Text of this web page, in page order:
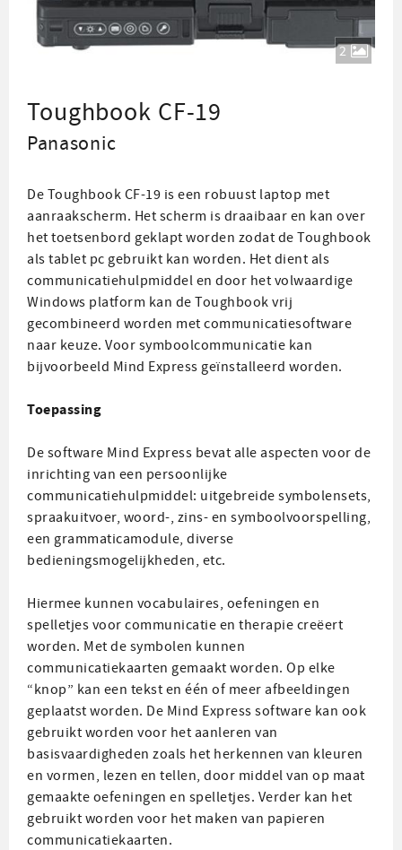
2
Toughbook CF-19
Panasonic
De Toughbook CF-19 is een robuust laptop met
aanraakscherm. Het scherm is draaibaar en kan over
het toetsenbord geklapt worden zodat de Toughbook
als tablet pc gebruikt kan worden. Het dient als
communicatiehulpmiddel en door het volwaardige
Windows platform kan de Toughbook vrij
gecombineerd worden met communicatiesoftware
naar keuze. Voor symboolcommunicatie kan
bijvoorbeeld Mind Express geïnstalleerd worden.
Toepassing
De software Mind Express bevat alle aspecten voor de
inrichting van een persoonlijke
communicatiehulpmiddel: uitgebreide symbolensets,
spraakuitvoer, woord-, zins- en symboolvoorspelling,
een grammaticamodule, diverse
bedieningsmogelijkheden, etc.
Hiermee kunnen vocabulaires, oefeningen en
spelletjes voor communicatie en therapie creëert
worden. Met de symbolen kunnen
communicatiekaarten gemaakt worden. Op elke
“knop” kan een tekst en één of meer afbeeldingen
geplaatst worden. De Mind Express software kan ook
gebruikt worden voor het aanleren van
basisvaardigheden zoals het herkennen van kleuren
en vormen, lezen en tellen, door middel van op maat
gemaakte oefeningen en spelletjes. Verder kan het
gebruikt worden voor het maken van papieren
communicatiekaarten.